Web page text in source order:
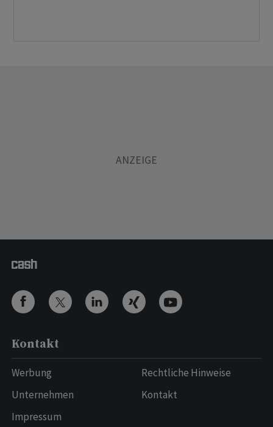
Kontakt
Werbung
Unternehmen
Impressum
Rechtliche Hinweise
Kontakt